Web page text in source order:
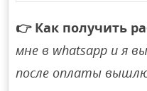
👉 Как получить
мне в whatsapp и я
после оплаты